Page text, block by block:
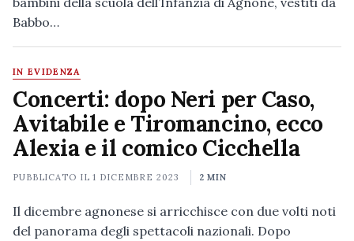
Babbo…
IN EVIDENZA
Concerti: dopo Neri per Caso,
Avitabile e Tiromancino, ecco
Alexia e il comico Cicchella
PUBBLICATO IL1 DICEMBRE 2023 2 MIN
Il dicembre agnonese si arricchisce con due volti noti
del panorama degli spettacoli nazionali. Dopo